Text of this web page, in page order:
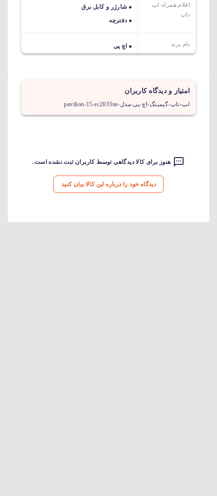
اقلام همراه لپ
تاپ
شارژر و کابل برق
دفترچه
نام برند اچ پی
امتیاز و دیدگاه کاربران
لپ-تاپ-گیمینگ-اچ-پی-مدل-pavilion-15-ec2033ne
هنوز برای کالا دیدگاهی توسط کاربران ثبت نشده است.
دیدگاه خود را درباره این کالا بیان کنید